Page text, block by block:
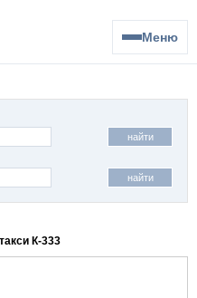
Меню
найти
найти
К-333